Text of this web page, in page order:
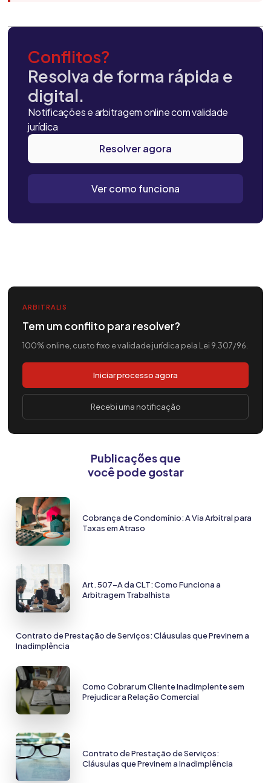
Conflitos?
Resolva de forma rápida e
digital.
Notificações e arbitragem online com validade
jurídica
Resolver agora
Ver como funciona
ARBITRALIS
Tem um conflito para resolver?
100% online, custo fixo e validade jurídica pela Lei 9.307/96.
Iniciar processo agora
Recebi uma notificação
Publicações que
você pode gostar
Cobrança de Condomínio: A Via Arbitral para
Taxas em Atraso
Art. 507-A da CLT: Como Funciona a
Arbitragem Trabalhista
Contrato de Prestação de Serviços: Cláusulas que Previnem a
Inadimplência
Como Cobrar um Cliente Inadimplente sem
Prejudicar a Relação Comercial
Contrato de Prestação de Serviços:
Cláusulas que Previnem a Inadimplência